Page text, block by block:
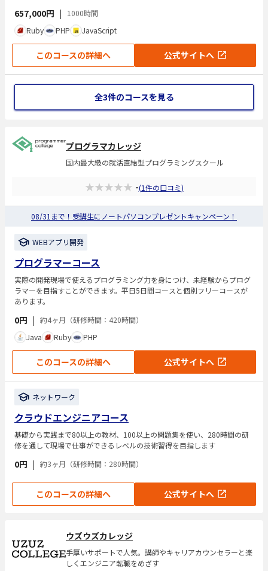
す。現場で求められるスキルを身につけ、自走できるエンジニアになるこ
とを目標としています。カリキュラムは実務レベルの構成で、講師への質
疑応答やレビュー対応なども受けられます。最短9か月でのスキル習得を
657,000円 |
1000時間
Ruby
PHP JavaScript
このコースの詳細へ 公式サイトへ
全3件のコースを見る
プログラマカレッジ
国内最大級の就活直結型プログラミングスクール
★★★★★ -(1件の口コミ)
08/31まで！受講生にノートパソコンプレゼントキャンペーン！
WEBアプリ開発
プログラマーコース
実際の開発現場で使えるプログラミング力を身につけ、未経験からプログ
ラマーを目指すことができます。平日5日間コースと個別フリーコースが
あります。
0円 | 約4ヶ月（研修時間：420時間）
Java
Ruby PHP
このコースの詳細へ 公式サイトへ
ネットワーク
クラウドエンジニアコース
基礎から実践まで80以上の教材、100以上の問題集を使い、280時間の研
修を通して現場で仕事ができるレベルの技術習得を目指します
0円 | 約3ヶ月（研修時間：280時間）
このコースの詳細へ 公式サイトへ
ウズウズカレッジ
手厚いサポートで人気。講師やキャリアカウンセラーと楽
しくエンジニア転職をめざす